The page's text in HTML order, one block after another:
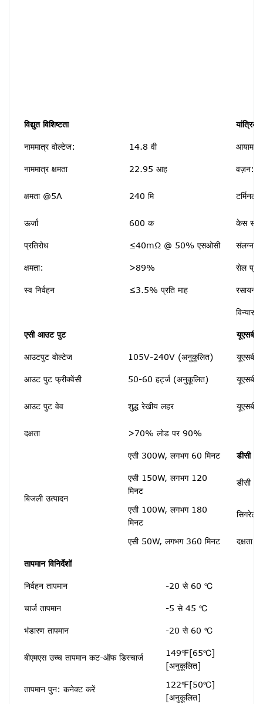
विद्युत विशिष्टता यांत्रिक
नाममात्र वोल्टेज: 14.8 वी आयाम
नाममात्र क्षमता 22.95 आह वज़न:
क्षमता @5A 240 मि टर्मिनल
ऊर्जा 600 क केस
प्रतिरोध ≤40mΩ @ 50% एसओसी संलग्नक
क्षमता: >89% सेल
स्व निर्वहन ≤3.5% प्रति माह रसायन
विन्यास:
एसी आउट पुट यूएसबी
आउटपुट वोल्टेज 105V-240V (अनुकूलित) यूएसबी
आउट पुट फ्रीक्वेंसी 50-60 हर्ट्ज (अनुकूलित) यूएसबी
आउट पुट वेव शुद्ध रेखीय लहर यूएसबी-
दक्षता >70% लोड पर 90%
बिजली उत्पादन
एसी 300W, लगभग 60 मिनट डीसी
एसी 150W, लगभग 120
मिनट
डीसी
एसी 100W, लगभग 180
मिनट
सिगरेट
एसी 50W, लगभग 360 मिनट दक्षता
तापमान विनिर्देशों
निर्वहन तापमान -20 से 60 ℃
चार्ज तापमान -5 से 45 ℃
भंडारण तापमान -20 से 60 ℃
बीएमएस उच्च तापमान कट-ऑफ डिस्चार्ज
149℉[65℃]
[अनुकूलित]
तापमान पुन: कनेक्ट करें
122℉[50℃]
[अनुकूलित]